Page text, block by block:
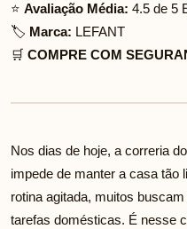
⭐ Avaliação Média: 4.5 de 5
🏷️ Marca: LEFANT
🛒 COMPRE COM
Nos dias de hoje, a correria
impede de manter a casa tão
rotina agitada, muitos
tarefas domésticas. É nesse